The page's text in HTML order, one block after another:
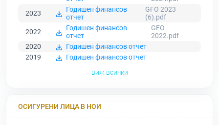
2023
Годишен финансов
отчет
GFO 2023
(6).pdf
2022
Годишен финансов
отчет
GFO
2022.pdf
2020
Годишен финансов отчет
2019
Годишен финансов отчет
виж всички
ОСИГУРЕНИ ЛИЦА В НОИ